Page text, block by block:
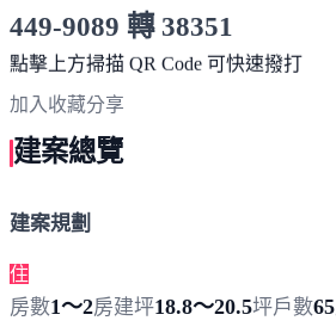
449-9089 轉 38351
服務時間 10:00～19:00
加入收藏分享
建案總覽
建案規劃
住
房數1～2房建坪18.8～20.5坪戶數65